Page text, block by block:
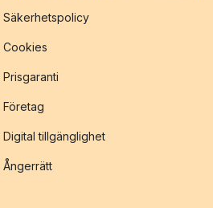
Säkerhetspolicy
Cookies
Prisgaranti
Företag
Digital tillgänglighet
Ångerrätt